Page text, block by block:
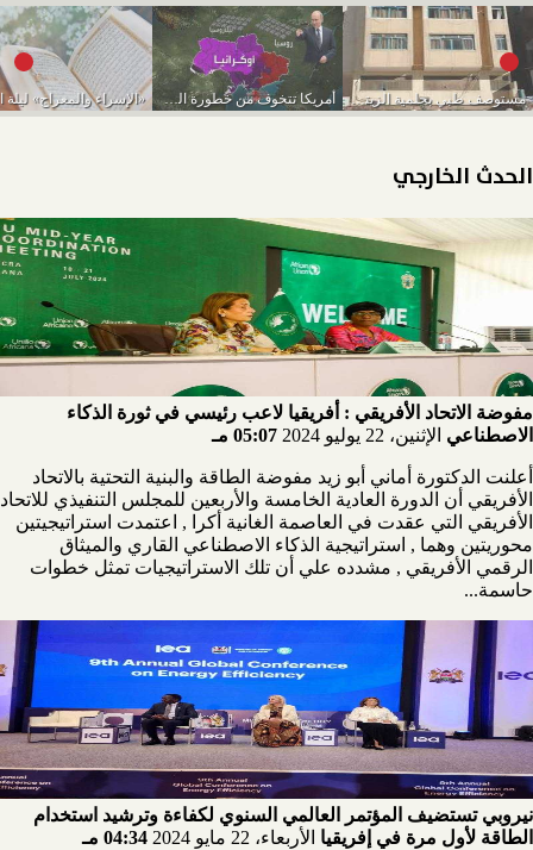
مستوصف طبي بحلمية الزيتون يتسبب في كارثة طبية أمريكا تتخوف من خطورة الوضع النووري الروسي
الحدث الخارجي
مفوضة الاتحاد الأفريقي : أفريقيا لاعب رئيسي في ثورة الذكاء
الاصطناعي الإثنين، 22 يوليو 2024 05:07 مـ
أعلنت الدكتورة أماني أبو زيد مفوضة الطاقة والبنية التحتية بالاتحاد
الأفريقي أن الدورة العادية الخامسة والأربعين للمجلس التنفيذي للاتحاد
الأفريقي التي عقدت في العاصمة الغانية أكرا , اعتمدت استراتيجيتين
محوريتين وهما , استراتيجية الذكاء الاصطناعي القاري والميثاق
الرقمي الأفريقي , مشدده علي أن تلك الاستراتيجيات تمثل خطوات
حاسمة...
نيروبي تستضيف المؤتمر العالمي السنوي لكفاءة وترشيد استخدام
الطاقة لأول مرة في إفريقيا الأربعاء، 22 مايو 2024 04:34 مـ